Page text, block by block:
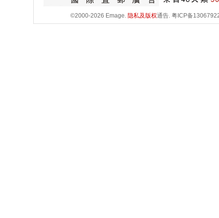
©2000-2026 Emage. 隐私及版权通告. 粤ICP备